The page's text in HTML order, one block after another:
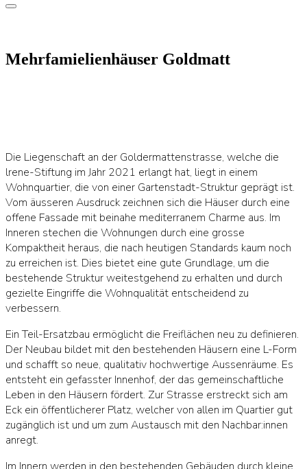
Mehrfamielienhäuser Goldmatt
Die Liegenschaft an der Goldermattenstrasse, welche die
lrene-Stiftung im Jahr 2021 erlangt hat, liegt in einem
Wohnquartier, die von einer Gartenstadt-Struktur geprägt ist.
Vom äusseren Ausdruck zeichnen sich die Häuser durch eine
offene Fassade mit beinahe mediterranem Charme aus. Im
Inneren stechen die Wohnungen durch eine grosse
Kompaktheit heraus, die nach heutigen Standards kaum noch
zu erreichen ist. Dies bietet eine gute Grundlage, um die
bestehende Struktur weitestgehend zu erhalten und durch
gezielte Eingriffe die Wohnqualität entscheidend zu
verbessern.
Ein Teil-Ersatzbau ermöglicht die Freiflächen neu zu definieren.
Der Neubau bildet mit den bestehenden Häusern eine L-Form
und schafft so neue, qualitativ hochwertige Aussenräume. Es
entsteht ein gefasster Innenhof, der das gemeinschaftliche
Leben in den Häusern fördert. Zur Strasse erstreckt sich am
Eck ein öffentlicherer Platz, welcher von allen im Quartier gut
zugänglich ist und um zum Austausch mit den Nachbar:innen
anregt.